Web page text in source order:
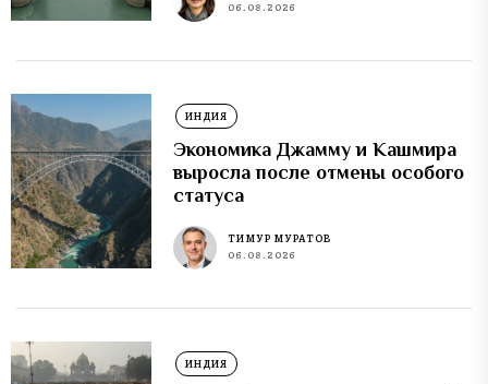
06.08.2026
ИНДИЯ
Экономика Джамму и Кашмира
выросла после отмены особого
статуса
ТИМУР МУРАТОВ
06.08.2026
ИНДИЯ